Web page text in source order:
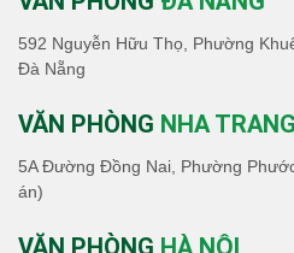
592 Nguyễn Hữu Thọ, Phường
Đà Nẵng
VĂN PHÒNG NHA TRANG
5A Đường Đồng Nai, Phường
án)
VĂN PHÒNG HÀ NỘI